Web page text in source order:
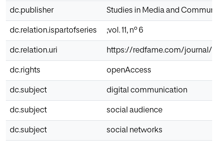
dc.publisher Studies in Media and
dc.relation.ispartofseries ;vol. 11, nº 6
dc.relation.uri https://redfame.com/journal/
dc.rights openAccess
dc.subject digital communication
dc.subject social audience
dc.subject social networks